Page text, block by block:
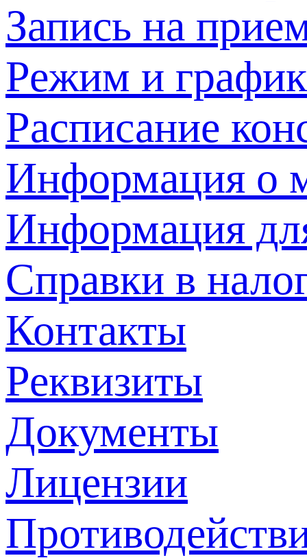
Запись на
Режим и
Расписание
Информация о
Информация
Справки в
Контакты
Реквизиты
Документы
Лицензии